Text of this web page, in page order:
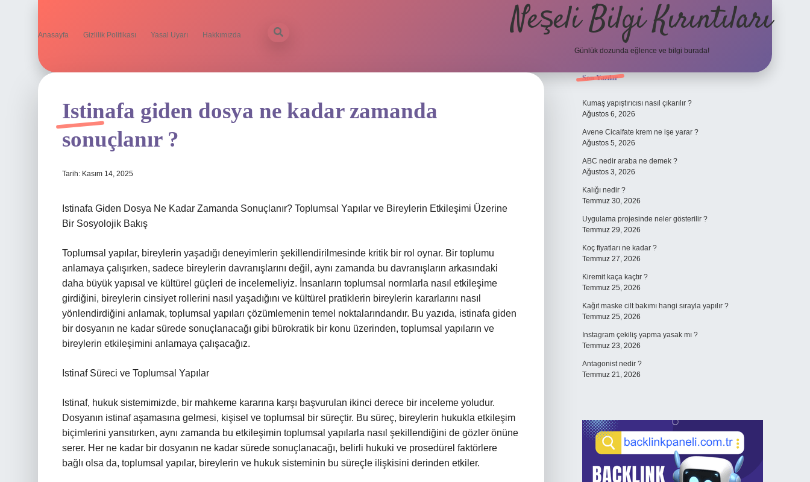
Anasayfa Gizlilik Politikası Yasal Uyarı Hakkımızda Neşeli Bilgi Kırıntıları
Günlük dozunda eğlence ve bilgi burada!
Istinafa giden dosya ne kadar zamanda
sonuçlanır ?
Tarih: Kasım 14, 2025
Istinafa Giden Dosya Ne Kadar Zamanda Sonuçlanır? Toplumsal Yapılar ve Bireylerin Etkileşimi Üzerine
Bir Sosyolojik Bakış
Toplumsal yapılar, bireylerin yaşadığı deneyimlerin şekillendirilmesinde kritik bir rol oynar. Bir toplumu
anlamaya çalışırken, sadece bireylerin davranışlarını değil, aynı zamanda bu davranışların arkasındaki
daha büyük yapısal ve kültürel güçleri de incelemeliyiz. İnsanların toplumsal normlarla nasıl etkileşime
girdiğini, bireylerin cinsiyet rollerini nasıl yaşadığını ve kültürel pratiklerin bireylerin kararlarını nasıl
yönlendirdiğini anlamak, toplumsal yapıları çözümlemenin temel noktalarındandır. Bu yazıda, istinafa giden
bir dosyanın ne kadar sürede sonuçlanacağı gibi bürokratik bir konu üzerinden, toplumsal yapıların ve
bireylerin etkileşimini anlamaya çalışacağız.
Istinaf Süreci ve Toplumsal Yapılar
Istinaf, hukuk sistemimizde, bir mahkeme kararına karşı başvurulan ikinci derece bir inceleme yoludur.
Dosyanın istinaf aşamasına gelmesi, kişisel ve toplumsal bir süreçtir. Bu süreç, bireylerin hukukla etkileşim
biçimlerini yansıtırken, aynı zamanda bu etkileşimin toplumsal yapılarla nasıl şekillendiğini de gözler önüne
serer. Her ne kadar bir dosyanın ne kadar sürede sonuçlanacağı, belirli hukuki ve prosedürel faktörlere
bağlı olsa da, toplumsal yapılar, bireylerin ve hukuk sisteminin bu süreçle ilişkisini derinden etkiler.
Sidebar
Son Yazılar
Kumaş yapıştırıcısı nasıl çıkarılır ?
Ağustos 6, 2026
Avene Cicalfate krem ne işe yarar ?
Ağustos 5, 2026
ABC nedir araba ne demek ?
Ağustos 3, 2026
Kalığı nedir ?
Temmuz 30, 2026
Uygulama projesinde neler gösterilir ?
Temmuz 29, 2026
Koç fiyatları ne kadar ?
Temmuz 27, 2026
Kiremit kaça kaçtır ?
Temmuz 25, 2026
Kağıt maske cilt bakımı hangi sırayla yapılır ?
Temmuz 25, 2026
Instagram çekiliş yapma yasak mı ?
Temmuz 23, 2026
Antagonist nedir ?
Temmuz 21, 2026